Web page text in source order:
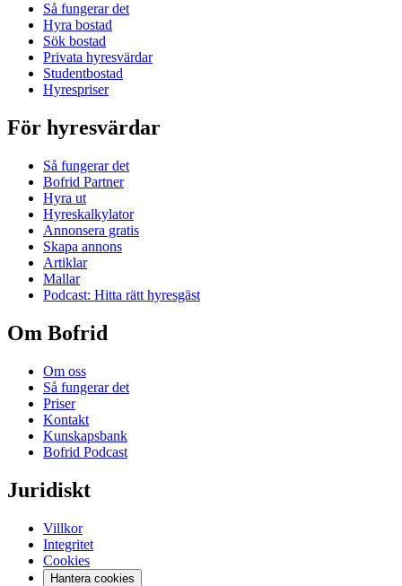
Så fungerar det
Hyra bostad
Sök bostad
Privata hyresvärdar
Studentbostad
Hyrespriser
För hyresvärdar
Så fungerar det
Bofrid Partner
Hyra ut
Hyreskalkylator
Annonsera gratis
Skapa annons
Artiklar
Mallar
Podcast: Hitta rätt hyresgäst
Om Bofrid
Om oss
Så fungerar det
Priser
Kontakt
Kunskapsbank
Bofrid Podcast
Juridiskt
Villkor
Integritet
Cookies
Hantera cookies